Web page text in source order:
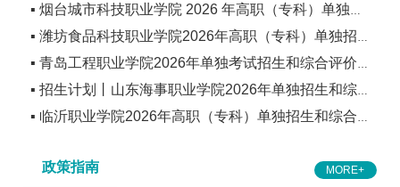
▪ 烟台城市科技职业学院 2026 年高职（专科）单独招
生和综合评价招生章程
▪ 潍坊食品科技职业学院2026年高职（专科）单独招
生和综合评价招生章程
▪ 青岛工程职业学院2026年单独考试招生和综合评价
招生计划
▪ 招生计划丨山东海事职业学院2026年单独招生和综
合评价招生分类分专业计划
▪ 临沂职业学院2026年高职（专科）单独招生和综合
政策指南
MORE+